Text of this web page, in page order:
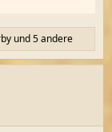
und 5 andere